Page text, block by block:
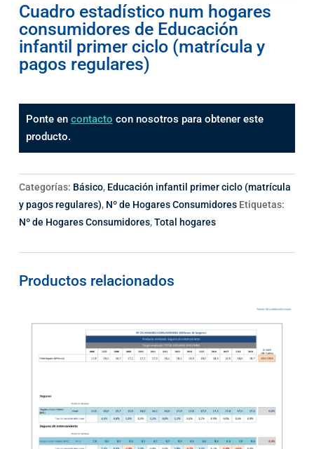
Cuadro estadístico num hogares
consumidores de Educación
infantil primer ciclo (matrícula y
pagos regulares)
Ponte en contacto con nosotros para obtener este
producto.
Categorías: Básico, Educación infantil primer ciclo (matrícula
y pagos regulares), Nº de Hogares Consumidores Etiquetas:
Nº de Hogares Consumidores,Total hogares
Productos relacionados